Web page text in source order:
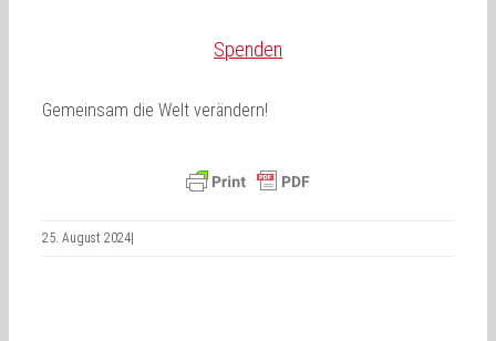
Spenden
Gemeinsam die Welt verändern!
25. August 2024|